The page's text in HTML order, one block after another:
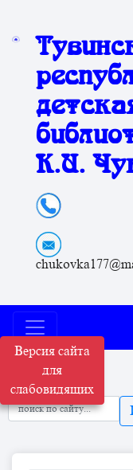
Версия сайта
для
слабовидящих
К.И.